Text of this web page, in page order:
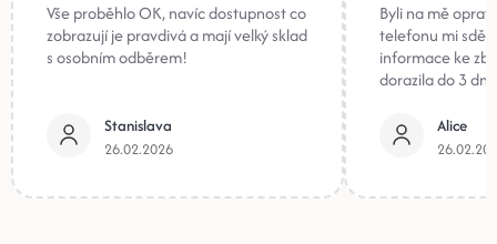
Vše proběhlo OK, navíc dostupnost co
zobrazují je pravdivá a mají velký sklad
s osobním odběrem!
Stanislava
26.02.2026
Byli na mě
telefonu mi
informace ke
dorazila do 3
Alice